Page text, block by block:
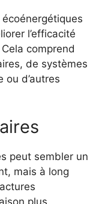
l’efficacité
comprend
de systèmes
ou d’autres
peut sembler un
mais à long